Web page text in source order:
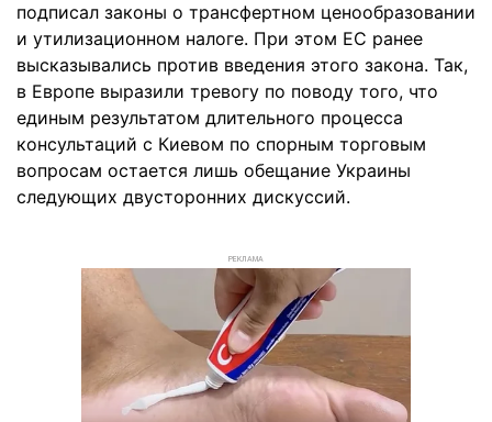
подписал законы о трансфертном ценообразовании
и утилизационном налоге. При этом ЕС ранее
высказывались против введения этого закона. Так,
в Европе выразили тревогу по поводу того, что
единым результатом длительного процесса
консультаций с Киевом по спорным торговым
вопросам остается лишь обещание Украины
следующих двусторонних дискуссий.
РЕКЛАМА